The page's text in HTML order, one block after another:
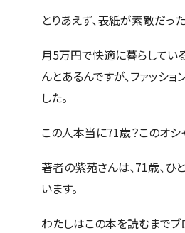
とりあえず、表紙が素敵だっ
月5万円で快適に暮らしてい
んとあるんですが、ファッシ
した。
この人本当に71歳？このオシ
著者の紫苑さんは、71歳、ひ
います。
わたしはこの本を読むまでブ